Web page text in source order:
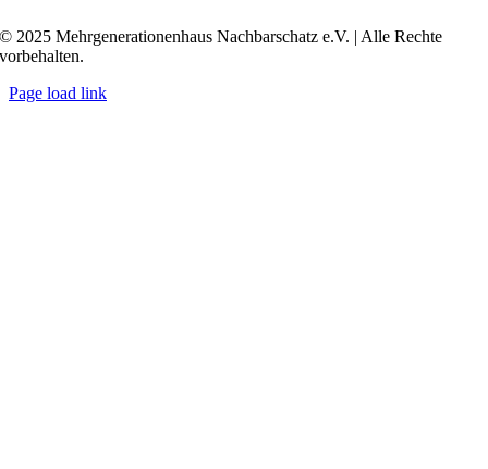
© 2025 Mehrgenerationenhaus Nachbarschatz e.V. | Alle Rechte
vorbehalten.
Page load link